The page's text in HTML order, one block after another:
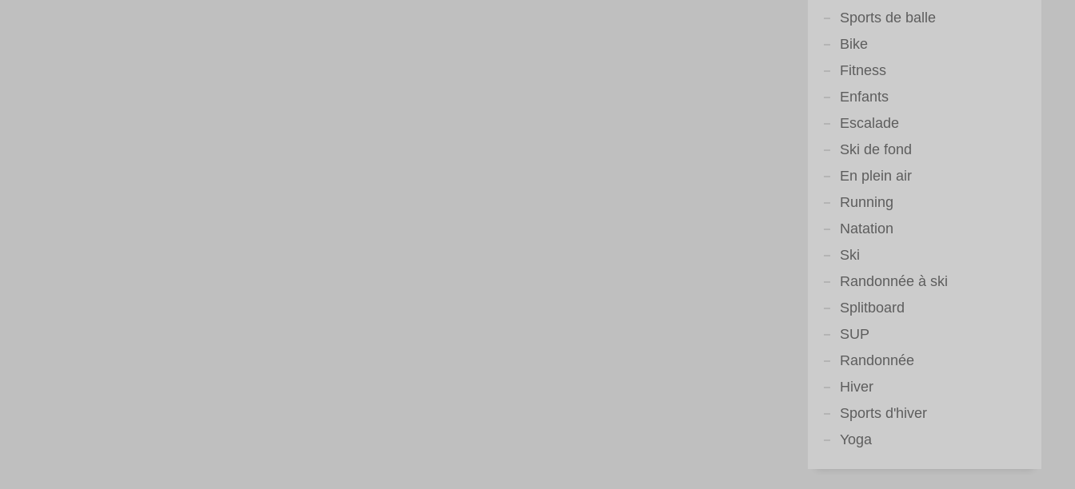
Sports de balle
Bike
Fitness
Enfants
Escalade
Ski de fond
En plein air
Running
Natation
Ski
Randonnée à ski
Splitboard
SUP
Randonnée
Hiver
Sports d'hiver
Yoga